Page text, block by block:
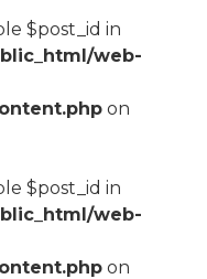
$post_id in
web-
on
$post_id in
web-
on